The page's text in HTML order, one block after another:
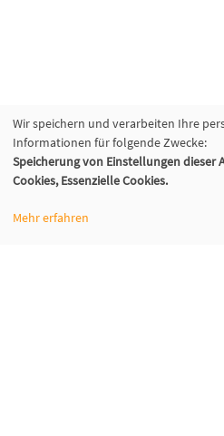
Wir speichern und verarbeiten Ihre
Informationen für folgende Zwecke:
Speicherung von Einstellungen dieser
Cookies, Essenzielle Cookies.
Mehr erfahren